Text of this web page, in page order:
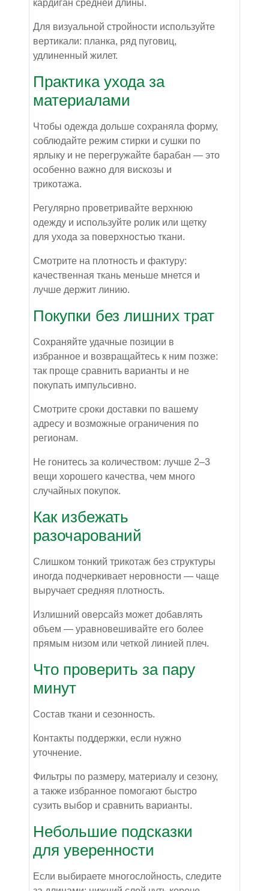
кардиган средней длины.
Для визуальной стройности используйте
вертикали: планка, ряд пуговиц,
удлиненный жилет.
Практика ухода за
материалами
Чтобы одежда дольше сохраняла форму,
соблюдайте режим стирки и сушки по
ярлыку и не перегружайте барабан — это
особенно важно для вискозы и
трикотажа.
Регулярно проветривайте верхнюю
одежду и используйте ролик или щетку
для ухода за поверхностью ткани.
Смотрите на плотность и фактуру:
качественная ткань меньше мнется и
лучше держит линию.
Покупки без лишних трат
Сохраняйте удачные позиции в
избранное и возвращайтесь к ним позже:
так проще сравнить варианты и не
покупать импульсивно.
Смотрите сроки доставки по вашему
адресу и возможные ограничения по
регионам.
Не гонитесь за количеством: лучше 2–3
вещи хорошего качества, чем много
случайных покупок.
Как избежать
разочарований
Слишком тонкий трикотаж без структуры
иногда подчеркивает неровности — чаще
выручает средняя плотность.
Излишний оверсайз может добавлять
объем — уравновешивайте его более
прямым низом или четкой линией плеч.
Что проверить за пару
минут
Состав ткани и сезонность.
Контакты поддержки, если нужно
уточнение.
Фильтры по размеру, материалу и сезону,
а также избранное помогают быстро
сузить выбор и сравнить варианты.
Небольшие подсказки
для уверенности
Если выбираете многослойность, следите